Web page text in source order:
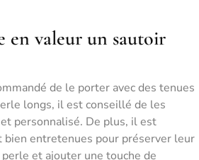
en valeur un sautoir
de le porter avec des tenues
longs, il est conseillé de les
personnalisé. De plus, il est
bien entretenues pour préserver leur
et ajouter une touche de